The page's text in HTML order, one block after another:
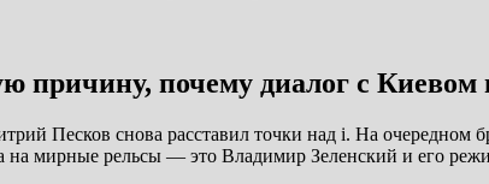
причину, почему диалог с Киевом
Песков снова расставил точки над i. На
на мирные рельсы — это Владимир Зеленский и его